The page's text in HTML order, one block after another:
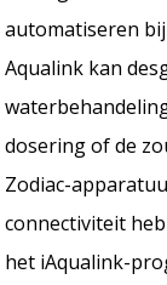
automatiseren
Aqualink kan
dosering of de
Zodiac-
connectiviteit
het iAqualink-